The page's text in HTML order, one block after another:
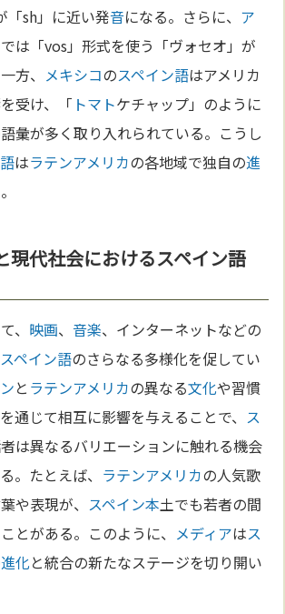
「sh」に近い発音になる。さらに、 ア
では「vos」形式を使う「ヴォセオ」が
方、 メキシコのスペイン語はアメリカ
受け、「 トマトケチャップ」のように
彙が多く取り入れられている。こうし
はラテンアメリカの各地域で独自の進
現代社会におけるスペイン語
、 映画、音楽、インターネットなどの
スペイン語のさらなる多様化を促してい
と ラテンアメリカの異なる文化や習慣
を通じて相互に影響を与えることで、 ス
は異なるバリエーションに触れる機会
。たとえば、 ラテンアメリカの人気歌
や表現が、 スペイン本土でも若者の間
とがある。このように、 メディアはス
進化と統合の新たなステージを切り開い